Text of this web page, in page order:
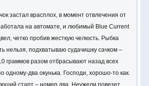
застал врасплох, в момент отвлечения от
на автомате, и любимый Blue Current
четко пробив жесткую челюсть. Рыбка
нельзя, подхватываю судачишку сачком –
граммов разом отбрасывают назад всех
одному-два окунька. Господи, хорошо-то как.
старт – номер два. Неужели повезет,